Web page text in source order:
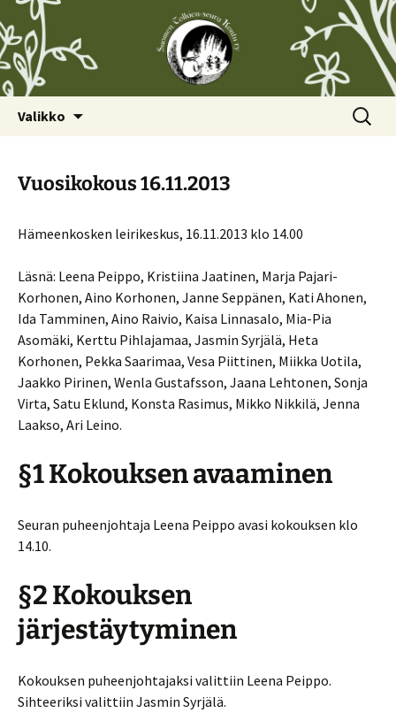
Valikko Haku:
Vuosikokous 16.11.2013
Hämeenkosken leirikeskus, 16.11.2013 klo 14.00
Läsnä: Leena Peippo, Kristiina Jaatinen, Marja Pajari-
Korhonen, Aino Korhonen, Janne Seppänen, Kati Ahonen,
Ida Tamminen, Aino Raivio, Kaisa Linnasalo, Mia-Pia
Asomäki, Kerttu Pihlajamaa, Jasmin Syrjälä, Heta
Korhonen, Pekka Saarimaa, Vesa Piittinen, Miikka Uotila,
Jaakko Pirinen, Wenla Gustafsson, Jaana Lehtonen, Sonja
Virta, Satu Eklund, Konsta Rasimus, Mikko Nikkilä, Jenna
Laakso, Ari Leino.
§1 Kokouksen avaaminen
Seuran puheenjohtaja Leena Peippo avasi kokouksen klo
14.10.
§2 Kokouksen
järjestäytyminen
Kokouksen puheenjohtajaksi valittiin Leena Peippo.
Sihteeriksi valittiin Jasmin Syrjälä.